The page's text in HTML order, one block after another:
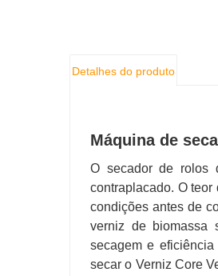
Detalhes do produto
Máquina de
O secador de rolos
contraplacado. O
condições antes de
verniz de biomassa
secagem e
secar o Verniz Core